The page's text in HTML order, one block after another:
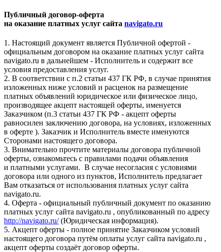
Публичный договор-оферта
на оказание платных услуг сайта navigato.ru
1. Настоящий документ является Публичной офертой -
официальным договором на оказание платных услуг сайта
navigato.ru в дальнейшем - Исполнитель и содержит все
условия предоставления услуг.
2. В соответствии с п.2 статьи 437 ГК РФ, в случае принятия
изложенных ниже условий и расценок на размещение
платных объявлений юридическое или физическое лицо,
производящее акцепт настоящей оферты, именуется
Заказчиком (п.3 статьи 437 ГК РФ - акцепт оферты
равносилен заключению договора, на условиях, изложенных
в оферте ). Заказчик и Исполнитель вместе именуются
Сторонами настоящего договора.
3. Внимательно прочтите материалы договора публичной
оферты, ознакомьтесь с правилами подачи объявления
и платными услугами. В случае несогласия с условиями
договора или одного из пунктов, Исполнитель предлагает
Вам отказаться от использования платных услуг сайта
navigato.ru.
4. Оферта - официальный публичный документ по оказанию
платных услуг сайта navigato.ru , опубликованный по адресу
http://navigato.ru/(Юридическая информация).
5. Акцепт оферты - полное принятие Заказчиком условий
настоящего договора путём оплаты услуг сайта navigato.ru ,
акцепт оферты создаёт договор оферты.